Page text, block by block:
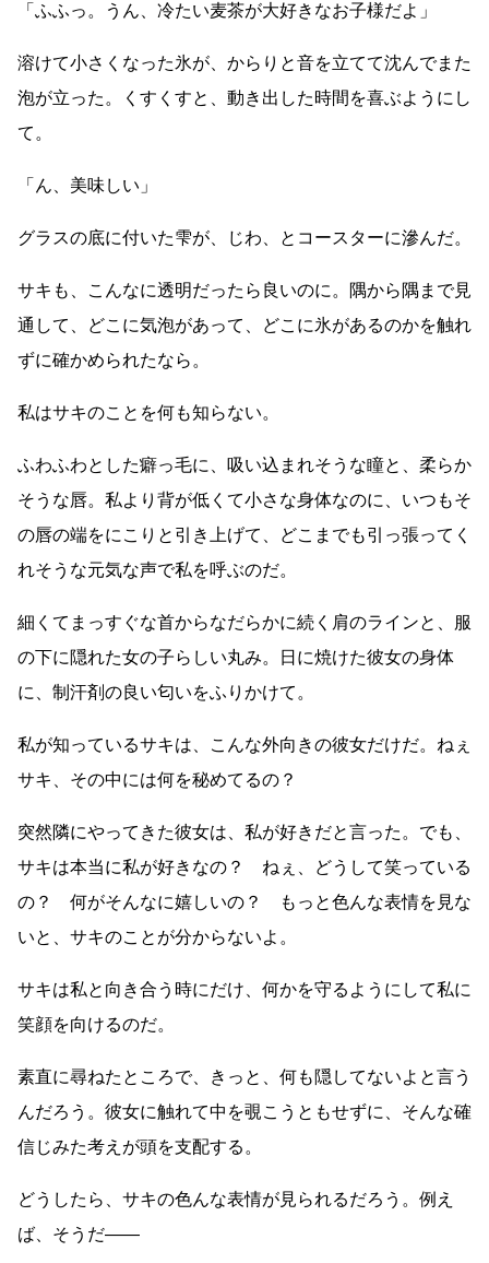
「ふふっ。うん、冷たい麦茶が大好きなお子様だよ」
溶けて小さくなった氷が、からりと音を立てて沈んでまた
泡が立った。くすくすと、動き出した時間を喜ぶようにし
て。
「ん、美味しい」
グラスの底に付いた雫が、じわ、とコースターに滲んだ。
サキも、こんなに透明だったら良いのに。隅から隅まで見
通して、どこに気泡があって、どこに氷があるのかを触れ
ずに確かめられたなら。
私はサキのことを何も知らない。
ふわふわとした癖っ毛に、吸い込まれそうな瞳と、柔らか
そうな唇。私より背が低くて小さな身体なのに、いつもそ
の唇の端をにこりと引き上げて、どこまでも引っ張ってく
れそうな元気な声で私を呼ぶのだ。
細くてまっすぐな首からなだらかに続く肩のラインと、服
の下に隠れた女の子らしい丸み。日に焼けた彼女の身体
に、制汗剤の良い匂いをふりかけて。
私が知っているサキは、こんな外向きの彼女だけだ。ねぇ
サキ、その中には何を秘めてるの？
突然隣にやってきた彼女は、私が好きだと言った。でも、
サキは本当に私が好きなの？ ねぇ、どうして笑っている
の？ 何がそんなに嬉しいの？ もっと色んな表情を見な
いと、サキのことが分からないよ。
サキは私と向き合う時にだけ、何かを守るようにして私に
笑顔を向けるのだ。
素直に尋ねたところで、きっと、何も隠してないよと言う
んだろう。彼女に触れて中を覗こうともせずに、そんな確
信じみた考えが頭を支配する。
どうしたら、サキの色んな表情が見られるだろう。例え
ば、そうだ――